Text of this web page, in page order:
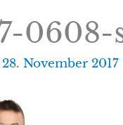
28. November 2017